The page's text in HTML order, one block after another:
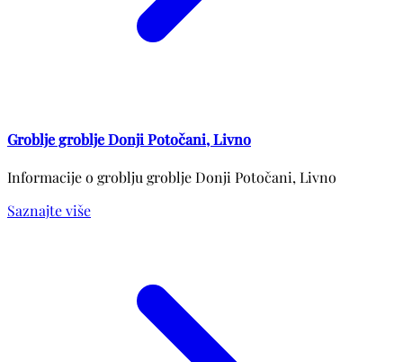
Groblje groblje Donji Potočani, Livno
Informacije o groblju groblje Donji Potočani, Livno
Saznajte više